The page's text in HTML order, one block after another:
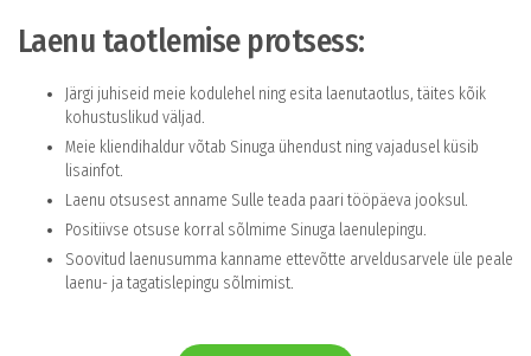
Laenu taotlemise protsess:
Järgi juhiseid meie kodulehel ning esita laenutaotlus, täites kõik
kohustuslikud väljad.
Meie kliendihaldur võtab Sinuga ühendust ning vajadusel küsib
lisainfot.
Laenu otsusest anname Sulle teada paari tööpäeva jooksul.
Positiivse otsuse korral sõlmime Sinuga laenulepingu.
Soovitud laenusumma kanname ettevõtte arveldusarvele üle peale
laenu- ja tagatislepingu sõlmimist.